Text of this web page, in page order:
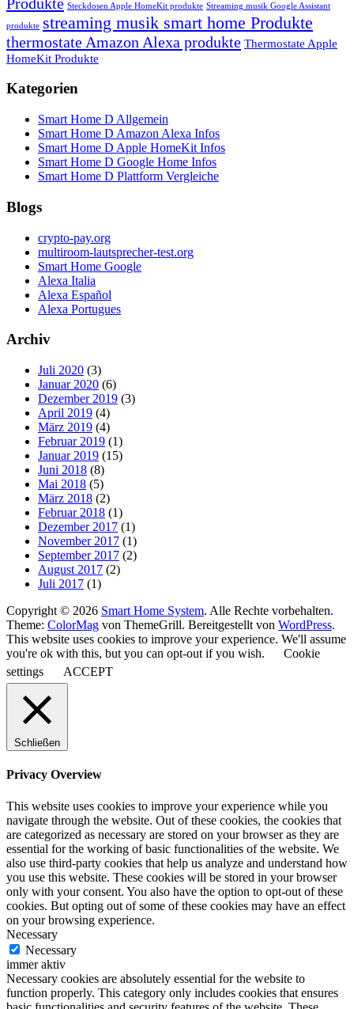
Steckdosen Apple HomeKit produkte Streaming musik Google Assistant
produkte streaming musik smart home Produkte
thermostate Amazon Alexa produkte Thermostate Apple
HomeKit Produkte
Kategorien
Smart Home D Allgemein
Smart Home D Amazon Alexa Infos
Smart Home D Apple HomeKit Infos
Smart Home D Google Home Infos
Smart Home D Plattform Vergleiche
Blogs
crypto-pay.org
multiroom-lautsprecher-test.org
Smart Home Google
Alexa Italia
Alexa Español
Alexa Portugues
Archiv
Juli 2020 (3)
Januar 2020 (6)
Dezember 2019 (3)
April 2019 (4)
März 2019 (4)
Februar 2019 (1)
Januar 2019 (15)
Juni 2018 (8)
Mai 2018 (5)
März 2018 (2)
Februar 2018 (1)
Dezember 2017 (1)
November 2017 (1)
September 2017 (2)
August 2017 (2)
Juli 2017 (1)
Copyright © 2026 Smart Home System. Alle Rechte vorbehalten.
Theme: ColorMag von ThemeGrill. Bereitgestellt von WordPress.
This website uses cookies to improve your experience. We'll assume
you're ok with this, but you can opt-out if you wish.
Cookie
settings
ACCEPT
Schließen
Privacy Overview
This website uses cookies to improve your experience while you
navigate through the website. Out of these cookies, the cookies that
are categorized as necessary are stored on your browser as they are
essential for the working of basic functionalities of the website. We
also use third-party cookies that help us analyze and understand how
you use this website. These cookies will be stored in your browser
only with your consent. You also have the option to opt-out of these
cookies. But opting out of some of these cookies may have an effect
on your browsing experience.
Necessary
Necessary
immer aktiv
Necessary cookies are absolutely essential for the website to
function properly. This category only includes cookies that ensures